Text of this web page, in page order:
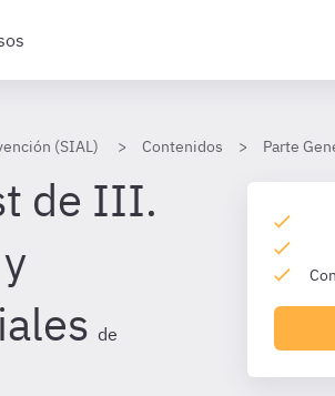
(SIAL) Contenidos Parte
de III.
de